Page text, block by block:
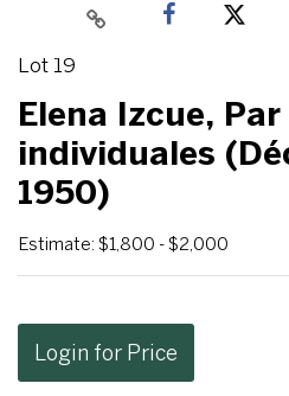
Lot 19
Elena Izcue, Par
individuales
1950)
Estimate: $1,800 - $2,000
Login for Price